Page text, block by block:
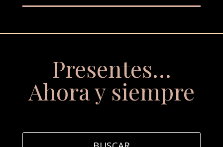
Presentes…
Ahora y siempre